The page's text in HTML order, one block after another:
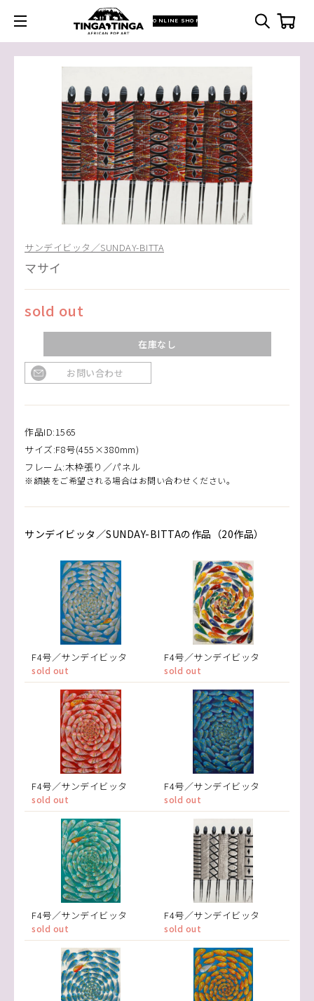
ONLINE SHOP
サンデイビッタ／SUNDAY-BITTA
マサイ
sold out
在庫なし
お問い合わせ
作品ID:1565
サイズ:F8号(455×380mm)
フレーム:木枠張り／パネル
※額装をご希望される場合はお問い合わせください。
サンデイビッタ／SUNDAY-BITTAの作品（20作品）
F4号／サンデイビッタ
sold out
F4号／サンデイビッタ
sold out
F4号／サンデイビッタ
sold out
F4号／サンデイビッタ
sold out
F4号／サンデイビッタ
sold out
F4号／サンデイビッタ
sold out